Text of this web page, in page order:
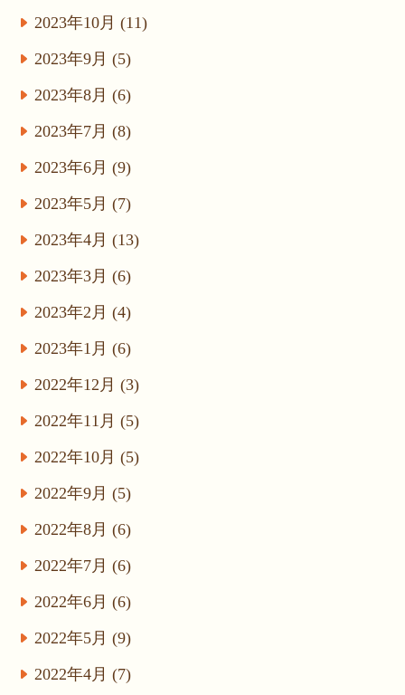
2023年10月 (11)
2023年9月 (5)
2023年8月 (6)
2023年7月 (8)
2023年6月 (9)
2023年5月 (7)
2023年4月 (13)
2023年3月 (6)
2023年2月 (4)
2023年1月 (6)
2022年12月 (3)
2022年11月 (5)
2022年10月 (5)
2022年9月 (5)
2022年8月 (6)
2022年7月 (6)
2022年6月 (6)
2022年5月 (9)
2022年4月 (7)